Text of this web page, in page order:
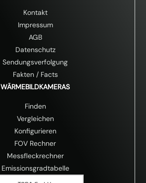
Kontakt
Impressum
AGB
Datenschutz
Sendungsverfolgung
Fakten/ Facts
WÄRMEBILDKAMERAS
Finden
Vergleichen
Konfigurieren
FOV Rechner
Messfleckrechner
Emissionsgradtabelle